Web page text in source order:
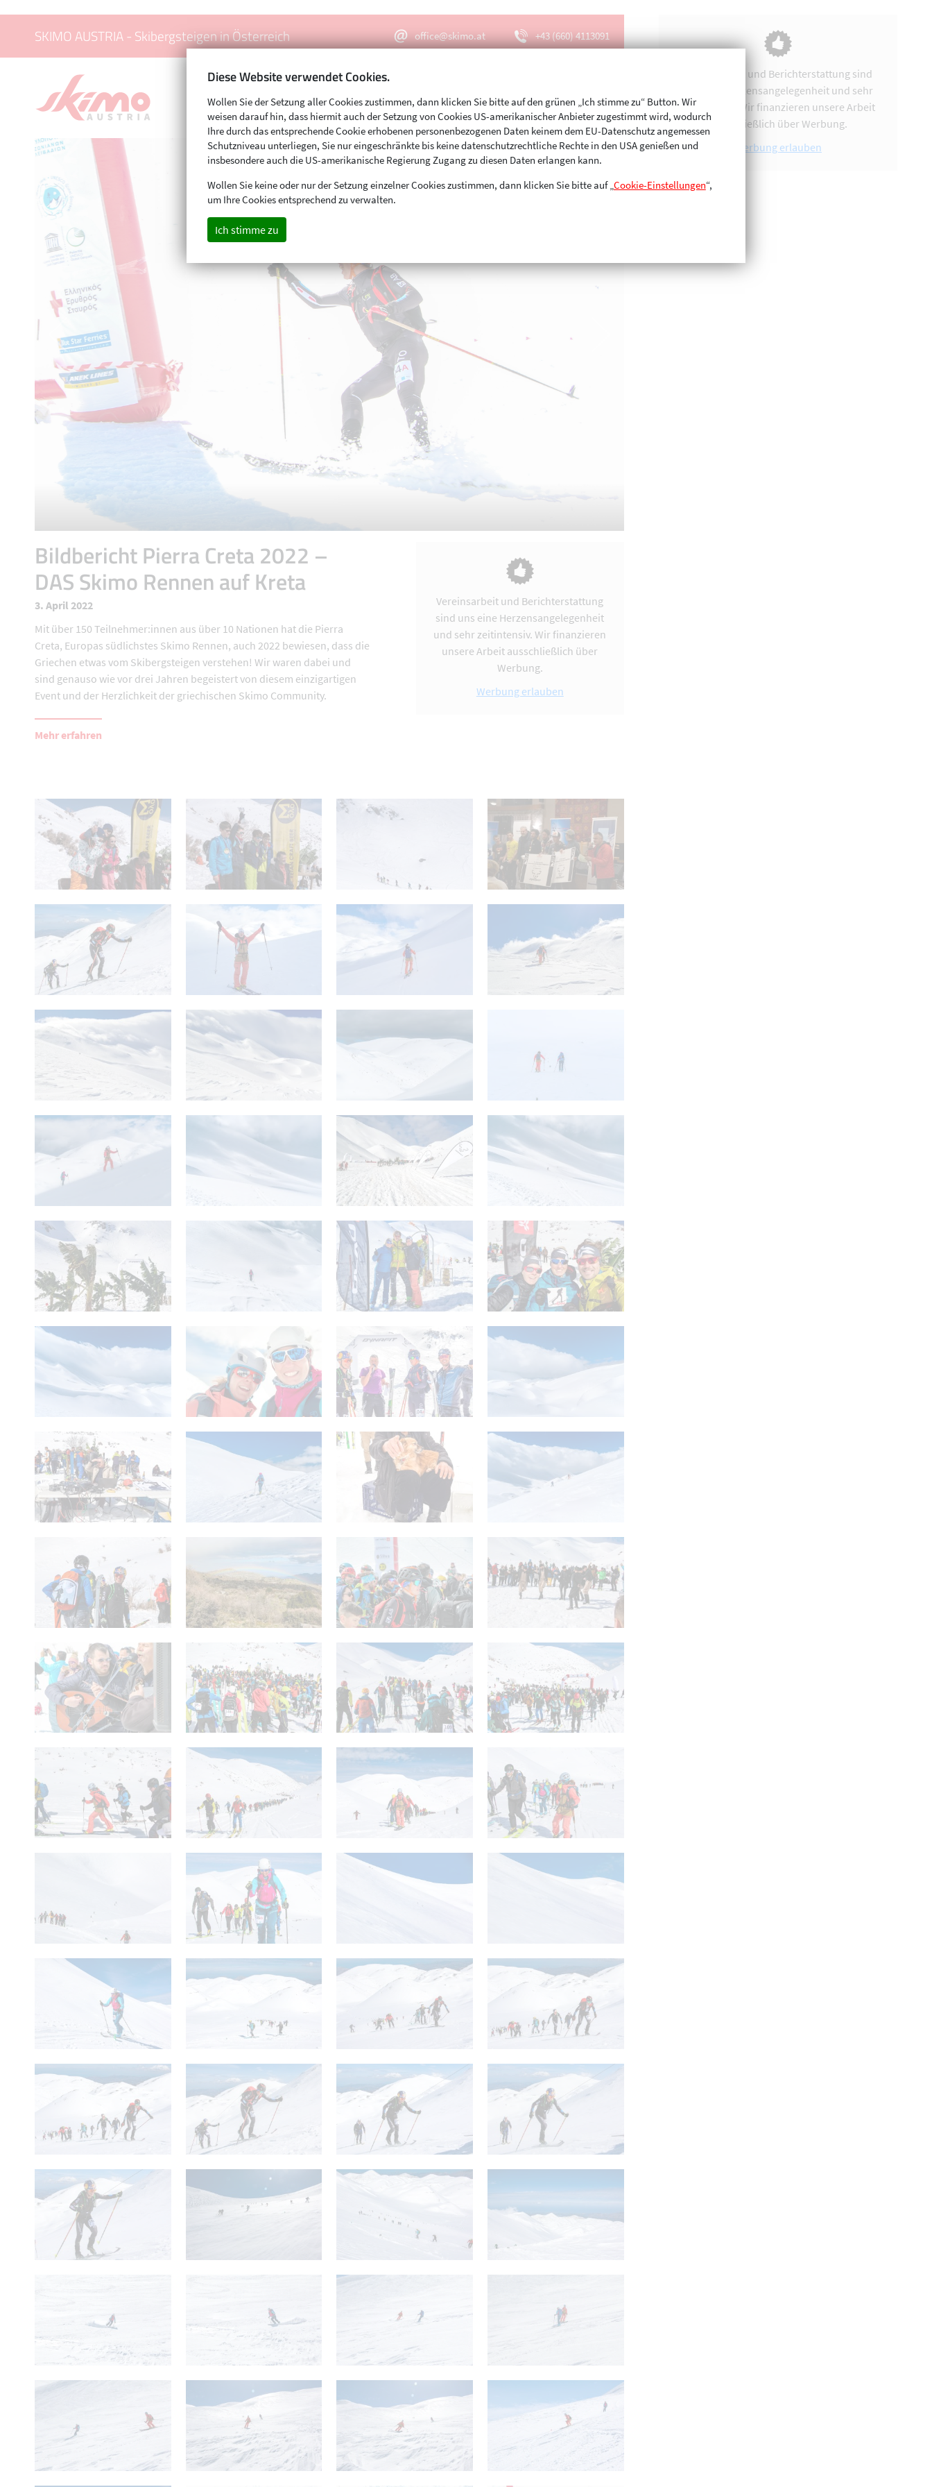
SKIMO AUSTRIA - Skibergsteigen in Österreich office@skimo.at +43 (660) 4113091
Menu
Bildbericht Pierra Creta 2022 –
DAS Skimo Rennen auf Kreta
3. April 2022
Mit über 150 Teilnehmer:innen aus über 10 Nationen hat die Pierra
Creta, Europas südlichstes Skimo Rennen, auch 2022 bewiesen, dass die
Griechen etwas vom Skibergsteigen verstehen! Wir waren dabei und
sind genauso wie vor drei Jahren begeistert von diesem einzigartigen
Event und der Herzlichkeit der griechischen Skimo Community.
Mehr erfahren
Vereinsarbeit und Berichterstattung
sind uns eine Herzensangelegenheit
und sehr zeitintensiv. Wir finanzieren
unsere Arbeit ausschließlich über
Werbung.
Werbung erlauben
Vereinsarbeit und Berichterstattung sind
uns eine Herzensangelegenheit und sehr
zeitintensiv. Wir finanzieren unsere Arbeit
ausschließlich über Werbung.
Werbung erlauben
Diese Website verwendet Cookies.
Wollen Sie der Setzung aller Cookies zustimmen, dann klicken Sie bitte auf den grünen „Ich stimme zu“ Button. Wir
weisen darauf hin, dass hiermit auch der Setzung von Cookies US-amerikanischer Anbieter zugestimmt wird, wodurch
Ihre durch das entsprechende Cookie erhobenen personenbezogenen Daten keinem dem EU-Datenschutz angemessen
Schutzniveau unterliegen, Sie nur eingeschränkte bis keine datenschutzrechtliche Rechte in den USA genießen und
insbesondere auch die US-amerikanische Regierung Zugang zu diesen Daten erlangen kann.
Wollen Sie keine oder nur der Setzung einzelner Cookies zustimmen, dann klicken Sie bitte auf „Cookie-Einstellungen“,
um Ihre Cookies entsprechend zu verwalten.
Ich stimme zu